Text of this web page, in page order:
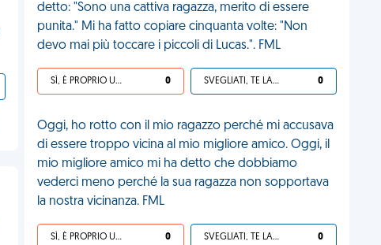
detto: "Sono una cattiva ragazza, merito di essere
punita." Mi ha fatto copiare cinquanta volte: "Non
devo mai più toccare i piccoli di Lucas.". FML
SÌ, È PROPRIO UNA VDM! 0 SVEGLIATI, TE LA SEI CERCATA! 0
Oggi, ho rotto con il mio ragazzo perché mi accusava
di essere troppo vicina al mio migliore amico. Oggi, il
mio migliore amico mi ha detto che dobbiamo
vederci meno perché la sua ragazza non sopportava
la nostra vicinanza. FML
SÌ, È PROPRIO UNA VDM! 0 SVEGLIATI, TE LA SEI CERCATA! 0